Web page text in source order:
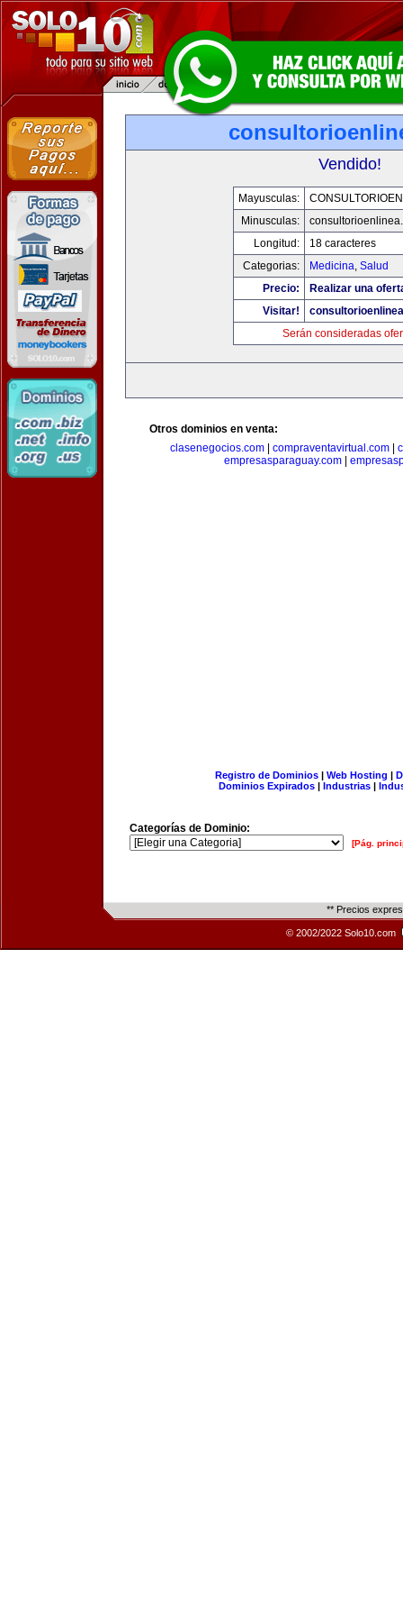
Vendido!
Mayusculas:
Minusculas:
Longitud:
18 caracteres
Categorias:
Medicina, Salud
Precio:
Realizar una
Visitar!
Serán consideradas
Otros dominios en venta:
clasenegocios.com| compraventavirtual.com|
empresasparaguay.com|
Registro de Dominios| Web Hosting |
Dominios Expirados | Industrias |
Categorías de Dominio:
[Pág.
** Precios
© 2002/2022 Solo10.com